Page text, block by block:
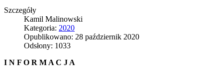
Szczegóły
Kamil Malinowski
Kategoria: 2020
Opublikowano: 28 październik 2020
Odsłony: 1033
I N F O R M A C J A